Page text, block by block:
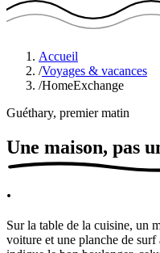
Accueil
/Voyages & vacances
/HomeExchange
Guéthary, premier matin
Une maison, pas
.
Sur la table de la cuisine, un
voiture et une planche de